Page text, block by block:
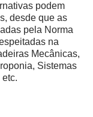
podem
desde que as
pela Norma
na
Mecânicas,
Sistemas